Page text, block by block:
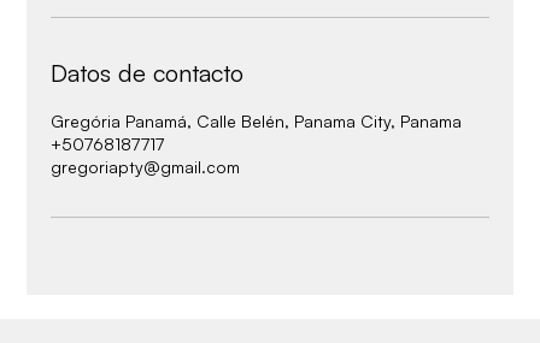
Datos de contacto
Gregória Panamá, Calle Belén, Panama City, Panama
+50768187717
gregoriapty@gmail.com